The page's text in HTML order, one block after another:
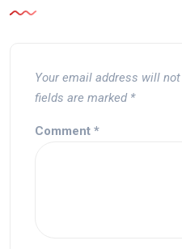
Your email address will
fields are marked *
Comment *